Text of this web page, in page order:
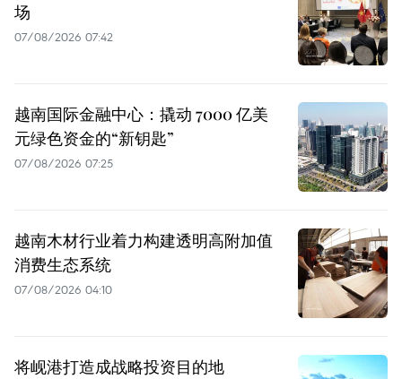
场
07/08/2026 07:42
越南国际金融中心：撬动 7000 亿美
元绿色资金的“新钥匙”
07/08/2026 07:25
越南木材行业着力构建透明高附加值
消费生态系统
07/08/2026 04:10
将岘港打造成战略投资目的地